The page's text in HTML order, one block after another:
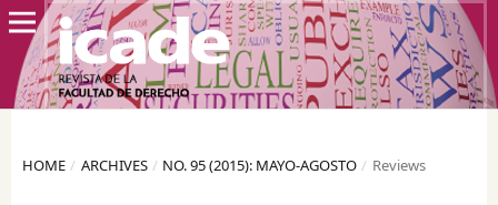
HOME / ARCHIVES / NO. 95 (2015): MAYO-AGOSTO / Reviews